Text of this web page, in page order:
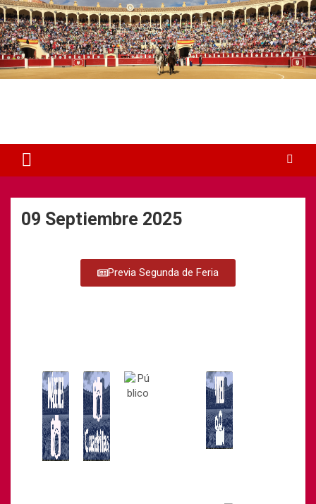
09 Septiembre 2025
Previa Segunda de Feria